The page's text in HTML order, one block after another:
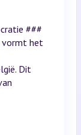
###
vormt het
Dit